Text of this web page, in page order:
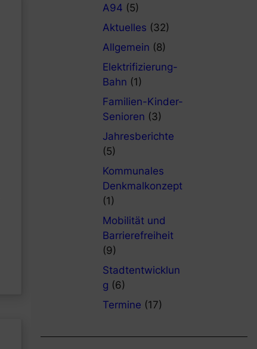
A94 (5)
Aktuelles (32)
Allgemein (8)
Elektrifizierung-
Bahn (1)
Familien-Kinder-
Senioren (3)
Jahresberichte
(5)
Kommunales
Denkmalkonzept
(1)
Mobilität und
Barrierefreiheit
(9)
Stadtentwicklun
g (6)
Termine (17)